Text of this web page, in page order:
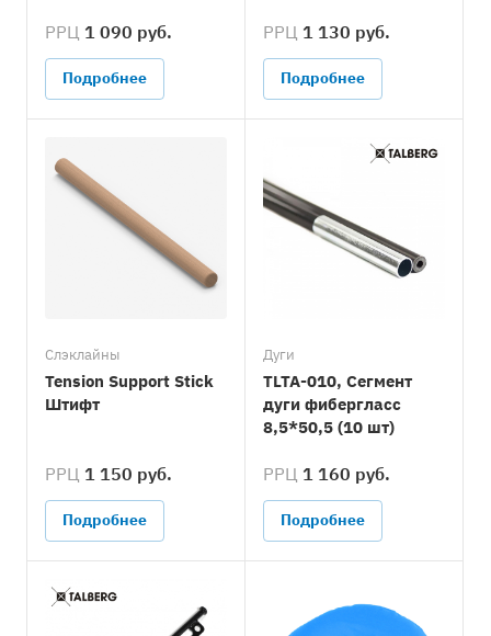
РРЦ 1 090 руб.
Подробнее
РРЦ 1 130 руб.
Подробнее
Cлэклайны
Tension Support Stick
Штифт
РРЦ 1 150 руб.
Подробнее
Дуги
TLTA-010, Сегмент
дуги фибергласс
8,5*50,5 (10 шт)
РРЦ 1 160 руб.
Подробнее